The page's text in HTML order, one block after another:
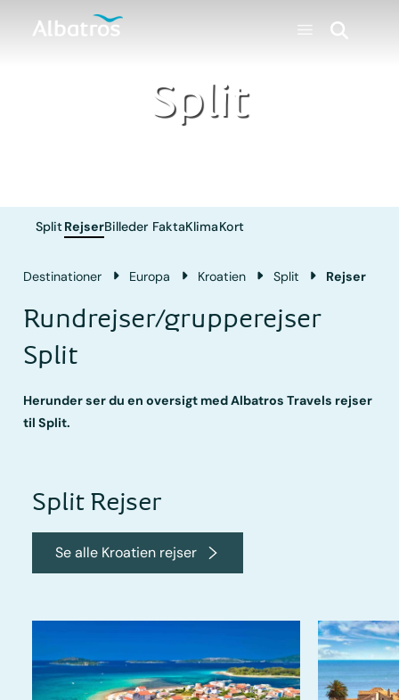
Split
SplitRejserBilleder FaktaKlimaKort
Destinationer Europa Kroatien Split Rejser
Rundrejser/grupperejser
Split
Herunder ser du en oversigt med Albatros Travels rejser
til Split.
Split Rejser
Se alle Kroatien rejser